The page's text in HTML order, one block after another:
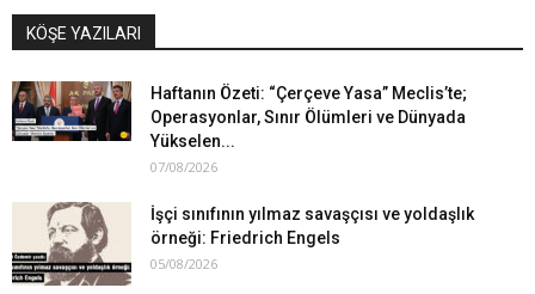
KÖŞE YAZILARI
Haftanın Özeti: “Çerçeve Yasa” Meclis’te;
Operasyonlar, Sınır Ölümleri ve Dünyada
Yükselen...
07/08/2026
İşçi sınıfının yılmaz savaşçısı ve yoldaşlık
örneği: Friedrich Engels
05/08/2026